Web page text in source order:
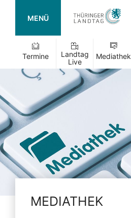
MENÜ
Termine
Landtag
Live
Mediathek
MEDIATHEK